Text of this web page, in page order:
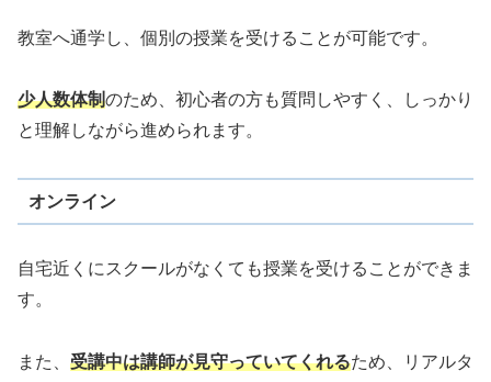
教室へ通学し、個別の授業を受けることが可能です。
少人数体制のため、初心者の方も質問しやすく、しっかり
と理解しながら進められます。
オンライン
自宅近くにスクールがなくても授業を受けることができま
す。
また、 受講中は講師が見守っていてくれるため、リアルタ